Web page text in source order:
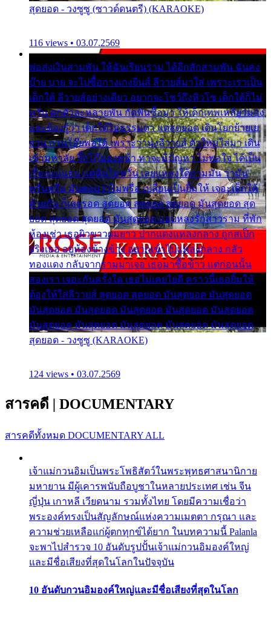
สุดยอด - วงซูซู (ซาวด์ดนตรี) (KARAOKE)
116 views • 03.07.2569
พ่อส่งเงินสามพัน ให้ฉันเรียนราม ได้อีกสักสามพัน ฉันคง
บ๊าย บาย จะไปซื้อกางเกงยีนส์ ลีวายส์มาใส่ เพราะเราเป็น
เด็กใต้ ลีวายส์อย่างเดียว อยากจะโชว์ถึงหิวโซ เด็กใต้ก็ไม่
หวั่น ตกตัวละหลายพัน กัดฟันซื้อมา ให้เด็กเทพเหลียวมอง
และต้องรู้ว่า เด็กใต้ไม่ธรรมดา แต่สุดยอด เดินโยกย้ายเย
ยวน กวนโอ๊ยพอได้ เพราะว่านุ่งลีวายส์ ตัวใหม่ใส่มา เดิน
เข้ามหาลัย จิ๊กโก๊มองหน้า ท่าจะมีปัญหา ไม่พอใจ ได้เป็น
เรื่องแน่นอน แต่ฉันไม่หวั่น เลยแหลงใต้ถามมัน ว่ามัน
พรั่นพรือ มันตอบว่าไม่พรื่อ เปลี่ยนเป็นยิ้มให้ เจอะเด็กใต้
ด้วยกัน ก็เลยรอด สุดยอด สุดยอด สุดยอด มันสุดยอด สุด
ยอด สุดยอด สุดยอด มันสุดยอด แอบหลงรักสาวราม ที่พัก
ห้องเช่า เธอผิวขาวผมยาว ปากแดงแหลงกลาง ถูกสเป็ก
จริงเธอ อยู่ห้องข้างข้าง อยากเข้าไปแหลงกลาง กลัว
ทองแดง กลับจากรามมาเจอ เธอมาซื้อข้าว แต่ก่อนนั้น
สองเรา เจอะกันครั้งใด เธอไม่เคยไยดี คราวนี้เธอยิ้มให้
ต้องให้ใส่ลีวายส์ สุดยอด สุดยอด มันสุดยอด มันสุดยอด
มันสุดยอด มันสุดยอด มันสุดยอด มันสุดยอด มันสุดยอด
มันสุดยอด มันสุดยอด มันสุดยอด มันสุดยอด มันสุดยอด
สุดยอด - วงซูซู (KARAOKE)
124 views • 03.07.2569
สารคดี | DOCUMENTARY
สารคดีทั้งหมด DOCUMENTARY ALL
เจ้าแม่กวนอิมเป็นพระโพธิสัตว์ในพระพุทธศาสนานิกาย
มหายาน มีผู้เคารพนับถือบูชาในหลายประเทศ เช่น จีน
ญี่ปุ่น เกาหลี เวียดนาม รวมทั้งไทย โดยมีความเชื่อว่า
พระองค์ทรงเป็นสัญลักษณ์แห่งความเมตตา กรุณา และ
ความช่วยเหลือแก่ผู้ตกทุกข์ได้ยาก ในบทความนี้ Palanla
จะพาไปสำรวจ 10 อันดับรูปปั้นเจ้าแม่กวนอิมองค์ใหญ่
และมีชื่อเสียงที่สุดในโลกในปัจจุบัน
10 อันดับกวนอิมองค์ใหญ่และมีชื่อเสียงที่สุดในโลก